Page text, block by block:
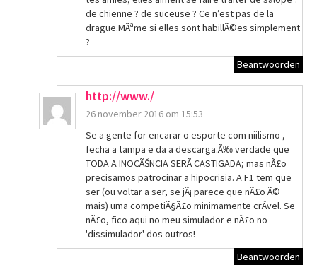
de chienne ? de suceuse ? Ce n’est pas de la
drague.MÃªme si elles sont habillÃ©es simplement
?
Beantwoorden
http://www./
26 november 2016 om 15:53
Se a gente for encarar o esporte com niilismo ,
fecha a tampa e da a descarga.Ã‰ verdade que
TODA A INOCÃŠNCIA SERÃ CASTIGADA; mas nÃ£o
precisamos patrocinar a hipocrisia. A F1 tem que
ser (ou voltar a ser, se jÃ¡ parece que nÃ£o Ã©
mais) uma competiÃ§Ã£o minimamente crÃ­vel. Se
nÃ£o, fico aqui no meu simulador e nÃ£o no
'dissimulador' dos outros!
Beantwoorden